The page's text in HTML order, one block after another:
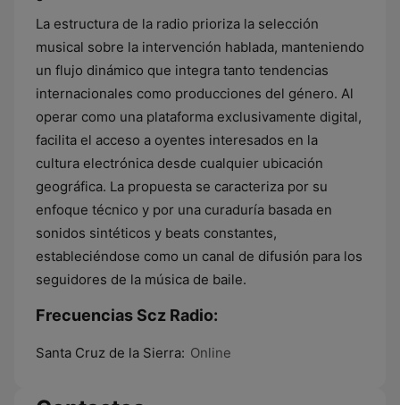
La estructura de la radio prioriza la selección
musical sobre la intervención hablada, manteniendo
un flujo dinámico que integra tanto tendencias
internacionales como producciones del género. Al
operar como una plataforma exclusivamente digital,
facilita el acceso a oyentes interesados en la
cultura electrónica desde cualquier ubicación
geográfica. La propuesta se caracteriza por su
enfoque técnico y por una curaduría basada en
sonidos sintéticos y beats constantes,
estableciéndose como un canal de difusión para los
seguidores de la música de baile.
Frecuencias Scz Radio:
Santa Cruz de la Sierra: Online